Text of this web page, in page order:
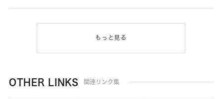
もっと見る
OTHER LINKS 関連リンク集